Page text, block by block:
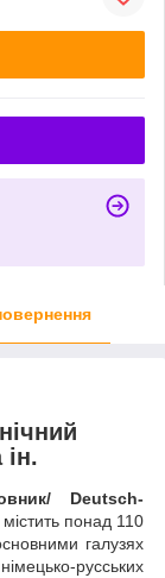
Deutsch-
містить понад 110
галузях
русських